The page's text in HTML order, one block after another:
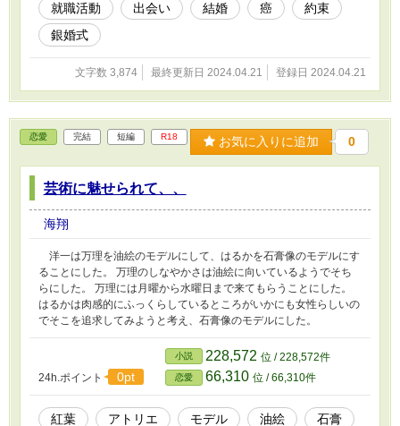
就職活動 出会い 結婚 癌
約束
銀婚式
文字数 3,874 最終更新日 2024.04.21 登録日 2024.04.21
恋愛 完結 短編 R18 お気に入りに追加 0
芸術に魅せられて、、
海翔
洋一は万理を油絵のモデルにして、はるかを石膏像のモデルにす
ることにした。 万理のしなやかさは油絵に向いているようでそち
らにした。 万理には月曜から水曜日まで来てもらうことにした。
はるかは肉感的にふっくらしているところがいかにも女性らしいの
でそこを追求してみようと考え、石膏像のモデルにした。
24h.ポイント 0pt
小説 228,572 位 / 228,572件
恋愛 66,310 位 / 66,310件
紅葉 アトリエ モデル 油絵
石膏